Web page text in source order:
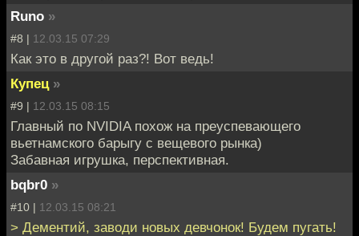
Runo »
#8 | 12.03.15 07:29
Как это в другой раз?! Вот ведь!
Купец »
#9 | 12.03.15 08:15
Главный по NVIDIA похож на преуспевающего
вьетнамского барыгу с вещевого рынка)
Забавная игрушка, перспективная.
bqbr0 »
#10 | 12.03.15 08:21
> Дементий, заводи новых девчонок! Будем пугать!